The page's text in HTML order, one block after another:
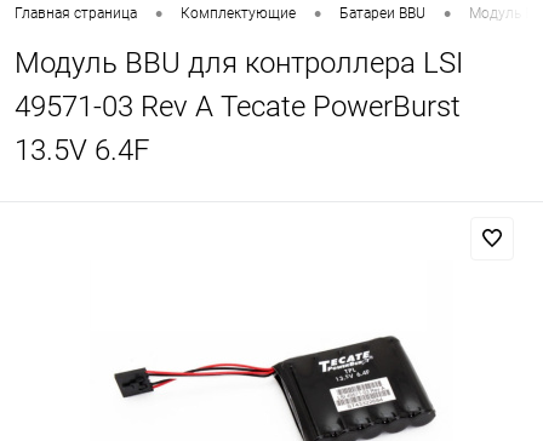
Главная страница • Комплектующие • Батареи BBU • Модуль
Модуль BBU для контроллера LSI
49571-03 Rev A Tecate PowerBurst
13.5V 6.4F